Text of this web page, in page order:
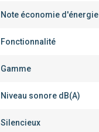
Note économie d'énergie
Fonctionnalité
Gamme
Niveau sonore dB(A)
Silencieux